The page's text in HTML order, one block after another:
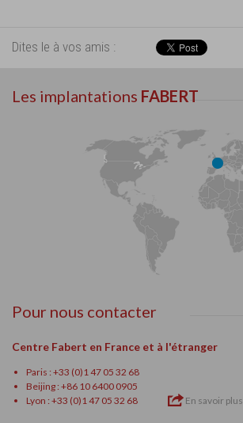
Dites le à vos amis :
Les implantations FABERT
Pour nous contacter
Centre Fabert en France et à l'étranger
Paris : +33 (0)1 47 05 32 68
Beijing : +86 10 6400 0905
Lyon : +33 (0)1 47 05 32 68
En savoir plus